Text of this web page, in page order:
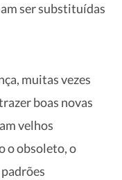
ser substituídas
muitas vezes
boas novas
velhos
o obsoleto, o